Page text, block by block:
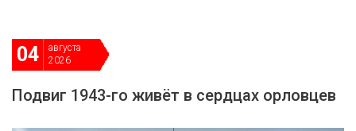
04
августа
2026
Подвиг 1943-го живёт в сердцах орловцев